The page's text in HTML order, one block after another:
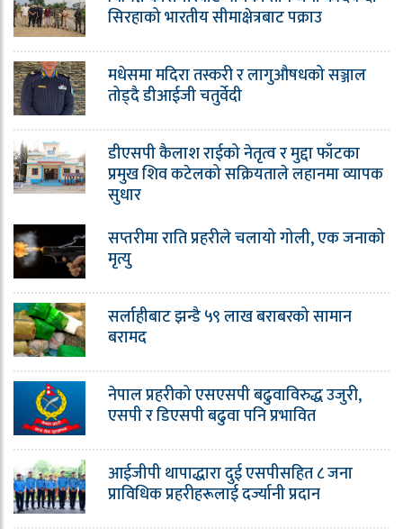
सिरहाको भारतीय सीमाक्षेत्रबाट पक्राउ
मधेसमा मदिरा तस्करी र लागुऔषधको सञ्जाल
तोड्दै डीआईजी चतुर्वेदी
डीएसपी कैलाश राईको नेतृत्व र मुद्दा फाँटका
प्रमुख शिव कटेलको सक्रियताले लहानमा व्यापक
सुधार
सप्तरीमा राति प्रहरीले चलायो गोली, एक जनाको
मृत्यु
सर्लाहीबाट झन्डै ५९ लाख बराबरको सामान
बरामद
नेपाल प्रहरीको एसएसपी बढुवाविरुद्ध उजुरी,
एसपी र डिएसपी बढुवा पनि प्रभावित
आईजीपी थापाद्धारा दुई एसपीसहित ८ जना
प्राविधिक प्रहरीहरूलाई दर्ज्यानी प्रदान